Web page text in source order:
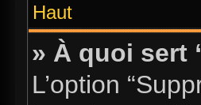
Haut
» À quoi sert
L’option